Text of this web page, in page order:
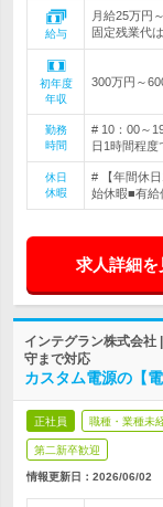
給与
月給25万円
固定残業代
初年度
年収
300万円～
勤務
時間
# 10：00～
日1時間程度
休日
休暇
# 【年間休
始休暇■有給
求人詳細を
インテグラン株式会社
守まで対応
カスタム電源の【
正社員 職種・業種未
第二新卒歓迎
情報更新日：2026/06/02